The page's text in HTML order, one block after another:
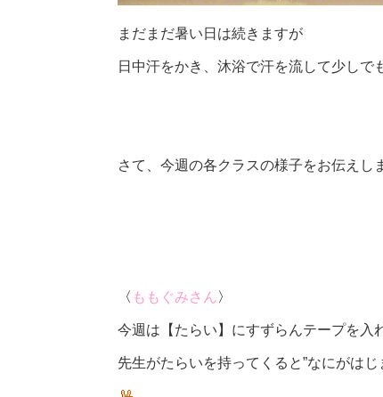
まだまだ暑い日は続きますが
日中汗をかき、沐浴で汗を流して少し
さて、今週の各クラスの様子をお伝えし
〈 ももぐみさん〉
今週は【たらい】にすずらんテープを入
先生がたらいを持ってくると”なにがは